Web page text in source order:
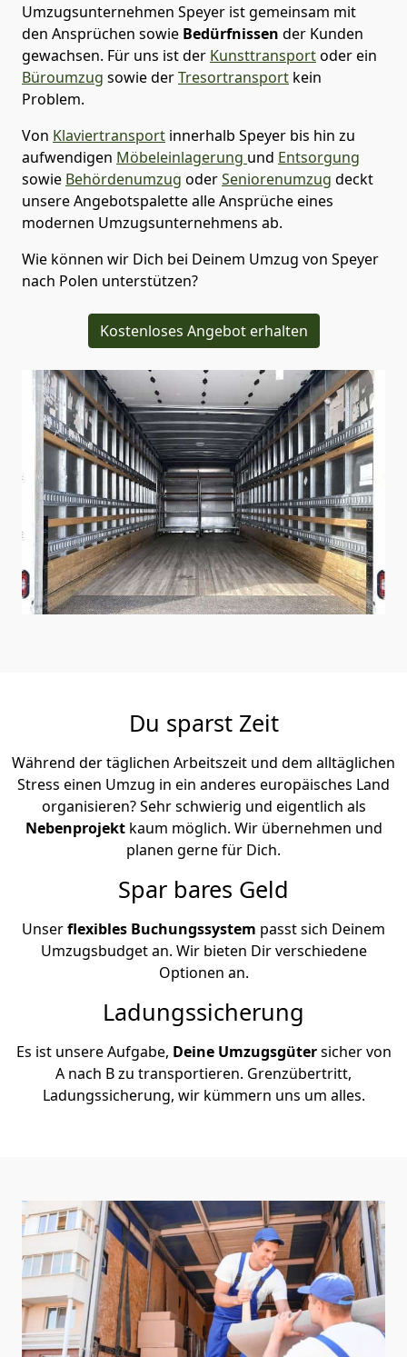
Umzugsunternehmen Speyer ist gemeinsam mit
den Ansprüchen sowie Bedürfnissen der Kunden
gewachsen. Für uns ist der Kunsttransportoder ein
Büroumzug sowie derTresortransport kein
Problem.
Von Klaviertransport innerhalb Speyer bis hin zu
aufwendigen Möbeleinlagerung und Entsorgung
sowie Behördenumzug oderSeniorenumzug deckt
unsere Angebotspalette alle Ansprüche eines
modernen Umzugsunternehmens ab.
Wie können wir Dich bei Deinem Umzug von Speyer
nach Polen unterstützen?
Kostenloses Angebot erhalten
Du sparst Zeit
Während der täglichen Arbeitszeit und dem alltäglichen
Stress einen Umzug in ein anderes europäisches Land
organisieren? Sehr schwierig und eigentlich als
Nebenprojekt kaum möglich. Wir übernehmen und
planen gerne für Dich.
Spar bares Geld
Unserflexibles Buchungssystem passt sich Deinem
Umzugsbudget an. Wir bieten Dir verschiedene
Optionen an.
Ladungssicherung
Es ist unsere Aufgabe, Deine Umzugsgütersicher von
A nach B zu transportieren. Grenzübertritt,
Ladungssicherung, wir kümmern uns um alles.